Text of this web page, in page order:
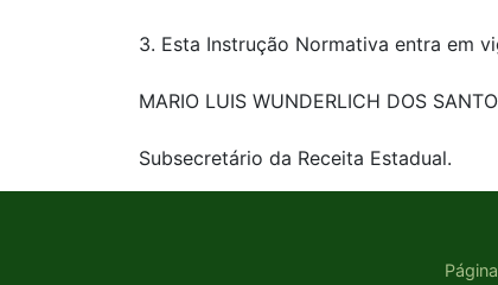
3. Esta Instrução Normativa entra em
MARIO LUIS WUNDERLICH DOS
Subsecretário da Receita Estadual.